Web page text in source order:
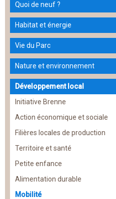
Quoi de neuf ?
Habitat et énergie
Vie du Parc
Nature et environnement
Développement local
Initiative Brenne
Action économique et sociale
Filières locales de production
Territoire et santé
Petite enfance
Alimentation durable
Mobilité